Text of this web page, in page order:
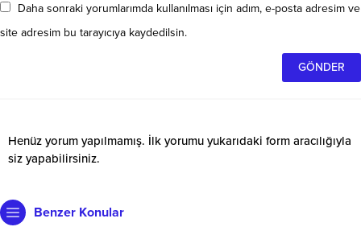
Daha sonraki yorumlarımda kullanılması için adım, e-posta adresim ve
site adresim bu tarayıcıya kaydedilsin.
Henüz yorum yapılmamış. İlk yorumu yukarıdaki form aracılığıyla
siz yapabilirsiniz.
Benzer Konular